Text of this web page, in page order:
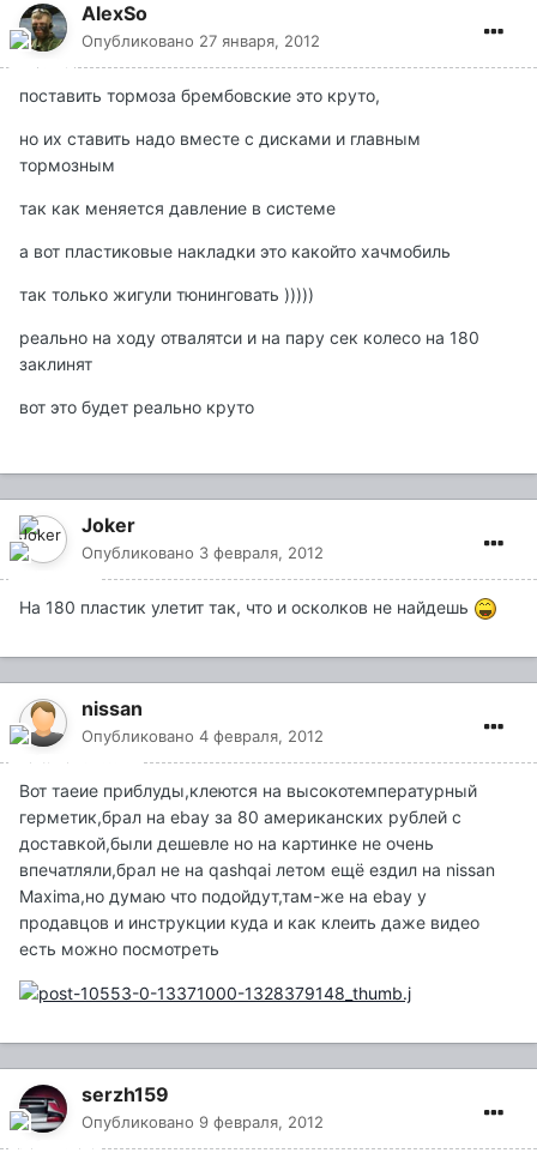
AlexSo
Опубликовано 27 января, 2012
поставить тормоза брембовские это круто,
но их ставить надо вместе с дисками и главным
тормозным
так как меняется давление в системе
а вот пластиковые накладки это какойто хачмобиль
так только жигули тюнинговать )))))
реально на ходу отвалятси и на пару сек колесо на 180
заклинят
вот это будет реально круто
Joker
Опубликовано 3 февраля, 2012
На 180 пластик улетит так, что и осколков не найдешь
nissan
Опубликовано 4 февраля, 2012
Вот таеие приблуды,клеются на высокотемпературный
герметик,брал на ebay за 80 американских рублей с
доставкой,были дешевле но на картинке не очень
впечатляли,брал не на qashqai летом ещё ездил на nissan
Maxima,но думаю что подойдут,там-же на ebay у
продавцов и инструкции куда и как клеить даже видео
есть можно посмотреть
serzh159
Опубликовано 9 февраля, 2012